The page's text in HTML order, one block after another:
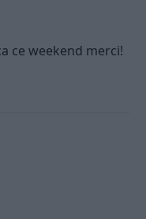
ce weekend merci!